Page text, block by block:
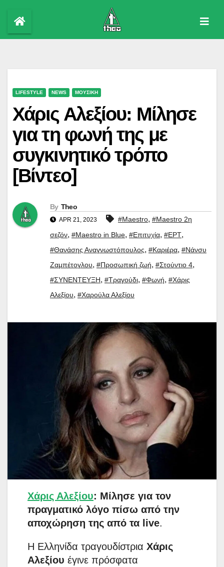
content
LIFESTYLE NEWS ΜΟΥΣΙΚΗ
Χάρις Αλεξίου: Μίλησε
για τη φωνή της με
συγκινητικό τρόπο
[Βίντεο]
By Theo
APR 21, 2023 #Maestro, #Maestro 2η
σεζόν, #Maestro in Blue, #Επιτυχία, #ΕΡΤ,
#Θανάσης Αναγνωστόπουλος, #Καριέρα, #Νάνσυ
Ζαμπέτογλου, #Προσωπική ζωή, #Στούντιο 4,
#ΣΥΝΕΝΤΕΥΞΗ, #Τραγούδι, #Φωνή, #Χάρις
Αλεξίου, #Χαρούλα Αλεξίου
Χάρις Αλεξίου: Μίλησε για τον
πραγματικό λόγο πίσω από την
αποχώρηση της από τα live.
Η Ελληνίδα τραγουδίστρια Χάρις
Αλεξίου έγινε πρόσφατα